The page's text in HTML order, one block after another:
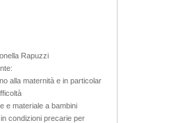
Rapuzzi
alla maternità e in particolar
e materiale a bambini
condizioni precarie per